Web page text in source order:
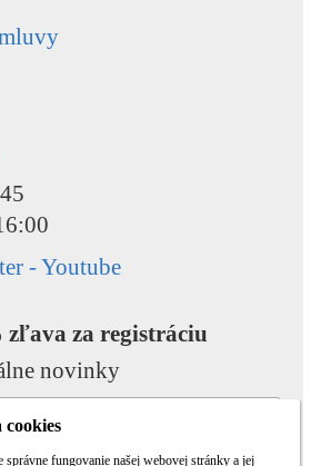
- Youtube
zľava za registráciu
novinky
správne fungovanie našej webovej stránky a jej